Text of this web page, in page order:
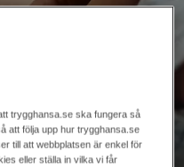
trygghansa.se ska fungera så
att följa upp hur trygghansa.se
till att webbplatsen är enkel för
eller ställa in vilka vi får